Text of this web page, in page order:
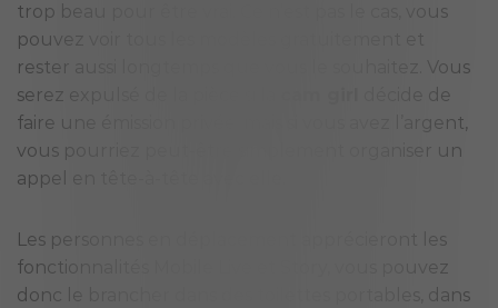
trop beau pour être vrai. Ce n’est pas le cas, vous
pouvez voir tous les modèles gratuitement et
rester aussi longtemps que vous le souhaitez. Vous
serez expulsé de la pièce si la
décide de
faire une émission privée, mais si vous avez l’argent,
vous pourriez peut-être simplement organiser un
appel en tête-à-tête avec elle.
Les personnes en déplacement apprécieront les
fonctionnalités Mobile Live et Story, vous pouvez
donc le brancher dans des toilettes portables, dans